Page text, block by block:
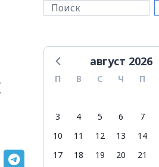
август 2026
П В С Ч П
3
4 5 6 7
10
11 12 13 14
17
18 19 20 21